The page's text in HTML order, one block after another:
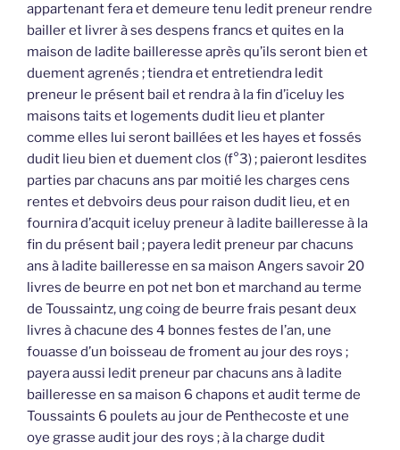
appartenant fera et demeure tenu ledit preneur rendre
bailler et livrer à ses despens francs et quites en la
maison de ladite bailleresse après qu’ils seront bien et
duement agrenés ; tiendra et entretiendra ledit
preneur le présent bail et rendra à la fin d’iceluy les
maisons taits et logements dudit lieu et planter
comme elles lui seront baillées et les hayes et fossés
dudit lieu bien et duement clos (f°3) ; paieront lesdites
parties par chacuns ans par moitié les charges cens
rentes et debvoirs deus pour raison dudit lieu, et en
fournira d’acquit iceluy preneur à ladite bailleresse à la
fin du présent bail ; payera ledit preneur par chacuns
ans à ladite bailleresse en sa maison Angers savoir 20
livres de beurre en pot net bon et marchand au terme
de Toussaintz, ung coing de beurre frais pesant deux
livres à chacune des 4 bonnes festes de l’an, une
fouasse d’un boisseau de froment au jour des roys ;
payera aussi ledit preneur par chacuns ans à ladite
bailleresse en sa maison 6 chapons et audit terme de
Toussaints 6 poulets au jour de Penthecoste et une
oye grasse audit jour des roys ; à la charge dudit